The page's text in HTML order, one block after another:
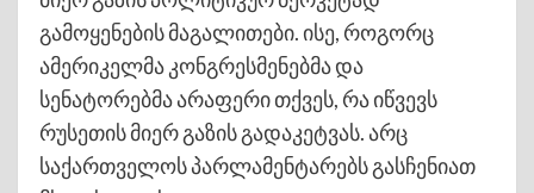
გამოყენების მაგალითები. ისე, როგორც
ამერიკელმა კონგრესმენებმა და
სენატორებმა არაფერი თქვეს, რა იწვევს
რუსეთის მიერ გაზის გადაკეტვას. არც
საქართველოს პარლამენტარებს გასჩენიათ